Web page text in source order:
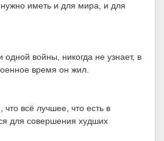
иметь и для мира, и для
одной войны, никогда не узнает, в
время он жил.
всё лучшее, что есть в
для совершения худших